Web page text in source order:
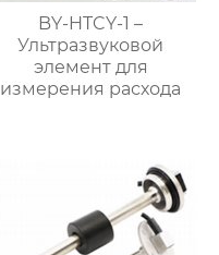
BY-HTCY-1 –
Ультразвуковой
элемент для
измерения расхода